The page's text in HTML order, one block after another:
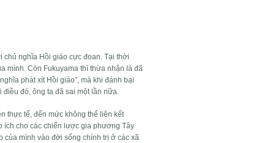
chủ nghĩa Hồi giáo cực đoan. Tại thời
mình. Còn Fukuyama thì thừa nhận là đã
phát xít Hồi giáo”, mà khi đánh bại
điều đó, ông ta đã sai một lần nữa.
thực tế, đến mức không thể liên kết
ích cho các chiến lược gia phương Tây
của mình vào đời sống chính trị ở các xã